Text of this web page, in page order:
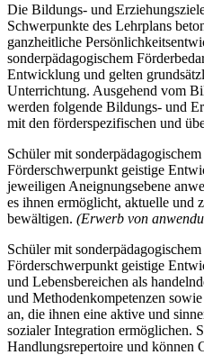
Die Bildungs- und
Schwerpunkte des Lehrplans
ganzheitliche
sonderpädagogischem
Entwicklung und gelten
Unterrichtung. Ausgehend vom
werden folgende Bildungs- und
mit den förderspezifischen und
Schüler mit
Förderschwerpunkt geistige
jeweiligen Aneignungsebene
es ihnen ermöglicht, aktuelle und
bewältigen. (Erwerb von
Schüler mit
Förderschwerpunkt geistige
und Lebensbereichen als
und Methodenkompetenzen
an, die ihnen eine aktive und
sozialer Integration ermöglichen.
Handlungsrepertoire und können